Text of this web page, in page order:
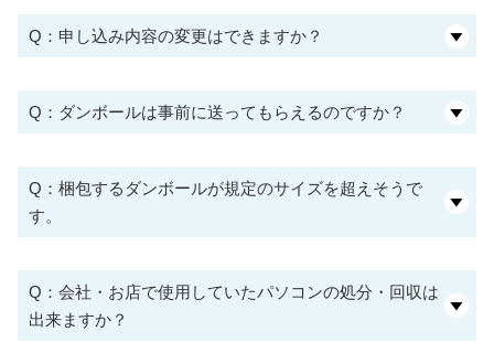
Q：申し込み内容の変更はできますか？
Q：ダンボールは事前に送ってもらえるのですか？
Q：梱包するダンボールが規定のサイズを超えそうで
す。
Q：会社・お店で使用していたパソコンの処分・回収は
出来ますか？